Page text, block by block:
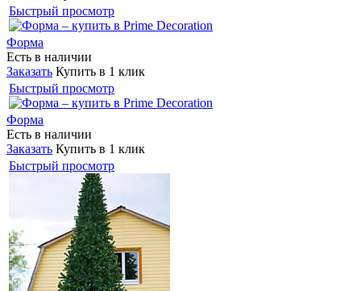
Быстрый просмотр
Форма
Есть в наличии
Заказать Купить в 1 клик
Быстрый просмотр
Форма
Есть в наличии
Заказать Купить в 1 клик
Быстрый просмотр